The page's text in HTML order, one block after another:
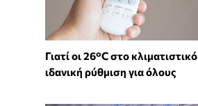
Γιατί οι 26°C στο
ιδανική ρύθμιση για όλους